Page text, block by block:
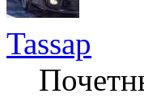
Tassap